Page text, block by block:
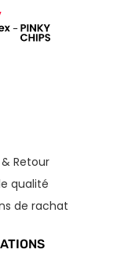
Retour
qualité
de rachat